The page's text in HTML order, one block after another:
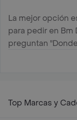
La mejor opción
para pedir en Bm
preguntan
Top Marcas y